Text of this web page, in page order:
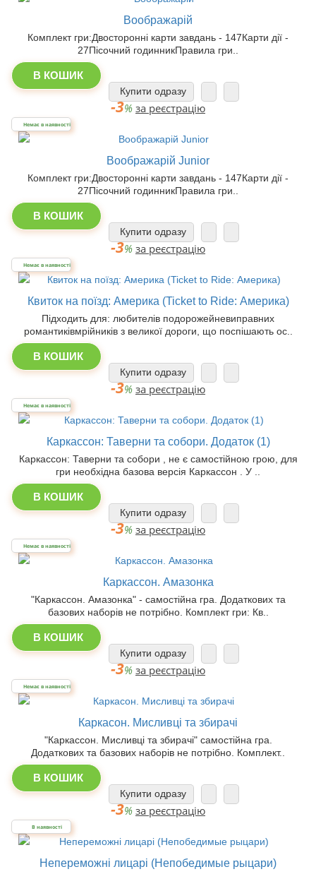
Воображарій
Комплект гри:Двосторонні карти завдань - 147Карти дії -
27Пісочний годинникПравила гри..
В КОШИК
Купити одразу
-3% за реєстрацію
Немає в наявності
Воображарій Junior
Комплект гри:Двосторонні карти завдань - 147Карти дії -
27Пісочний годинникПравила гри..
В КОШИК
Купити одразу
-3% за реєстрацію
Немає в наявності
Квиток на поїзд: Америка (Ticket to Ride: Америка)
Підходить для: любителів подорожейневиправних
романтиківмрійників з великої дороги, що поспішають ос..
В КОШИК
Купити одразу
-3% за реєстрацію
Немає в наявності
Каркассон: Таверни та собори. Додаток (1)
Каркассон: Таверни та собори , не є самостійною грою, для
гри необхідна базова версія Каркассон . У ..
В КОШИК
Купити одразу
-3% за реєстрацію
Немає в наявності
Каркассон. Амазонка
"Каркассон. Амазонка" - самостійна гра. Додаткових та
базових наборів не потрібно. Комплект гри: Кв..
В КОШИК
Купити одразу
-3% за реєстрацію
Немає в наявності
Каркасон. Мисливці та збирачі
"Каркассон. Мисливці та збирачі" самостійна гра.
Додаткових та базових наборів не потрібно. Комплект..
В КОШИК
Купити одразу
-3% за реєстрацію
В наявності
Непереможні лицарі (Непобедимые рыцари)